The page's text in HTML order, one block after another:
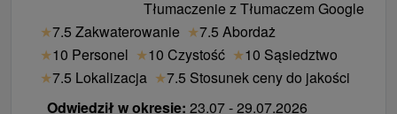
Tłumaczenie z Tłumaczem Google
★7.5 Zakwaterowanie ★7.5 Abordaż
★10 Personel ★10 Czystość ★10 Sąsiedztwo
★7.5 Lokalizacja ★7.5 Stosunek ceny do jakości
Odwiedził w okresie: 23.07 - 29.07.2026